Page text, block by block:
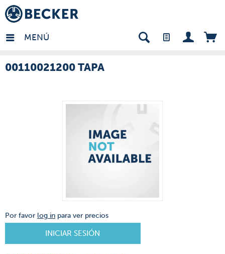
MENÚ
- ES
00110021200 TAPA
Por favor log in para ver precios
INICIAR SESIÓN